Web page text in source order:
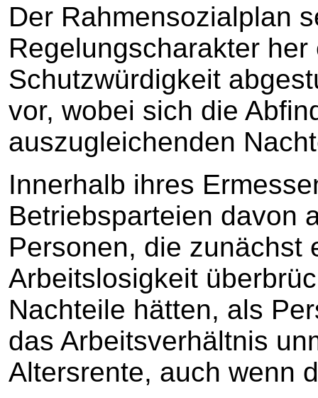
Der Rahmensozialplan
Regelungscharakter
Schutzwürdigkeit
vor, wobei sich die
auszugleichenden
Innerhalb ihres
Betriebsparteien davon
Personen, die zunächst
Arbeitslosigkeit
Nachteile hätten, als
das Arbeitsverhältnis
Altersrente, auch wenn